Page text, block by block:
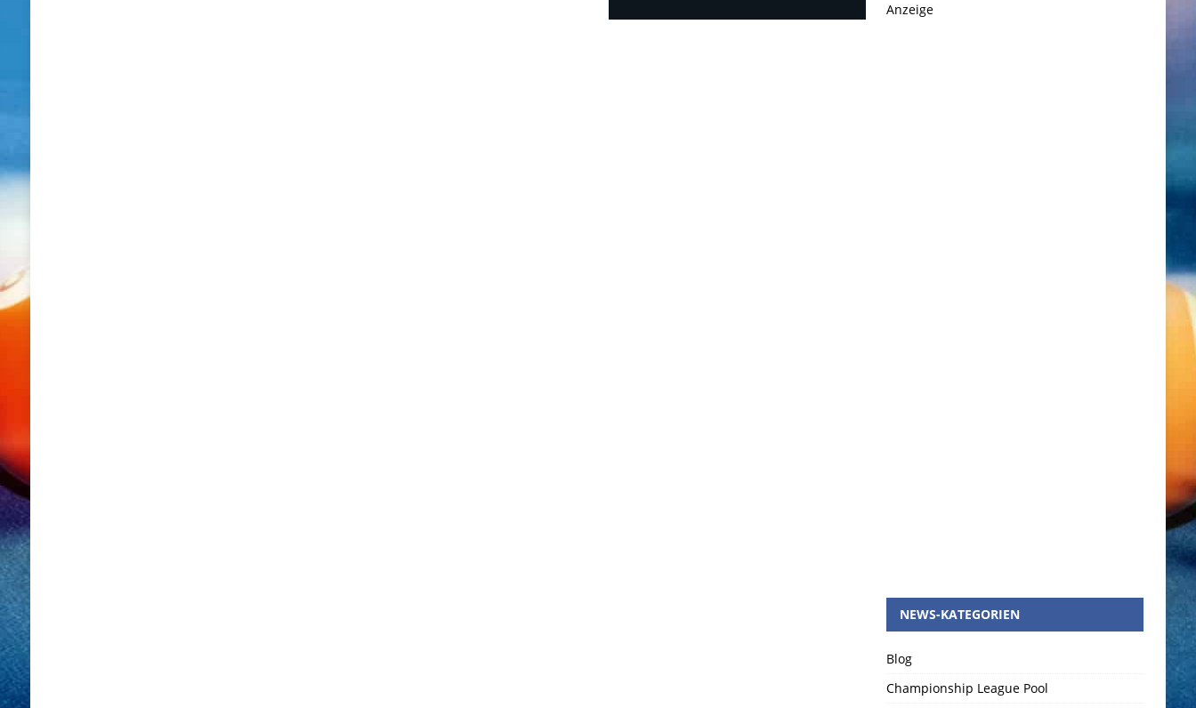
Anzeige
NEWS-KATEGORIEN
Blog
Championship League Pool